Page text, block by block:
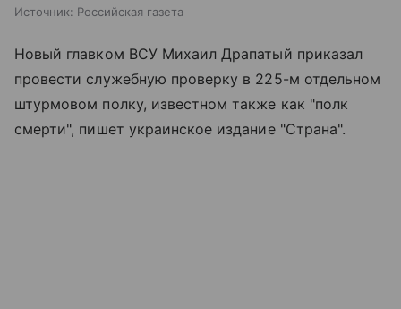
Источник: Российская газета
Новый главком ВСУ Михаил Драпатый приказал
провести служебную проверку в 225-м отдельном
штурмовом полку, известном также как "полк
смерти", пишет украинское издание "Страна".